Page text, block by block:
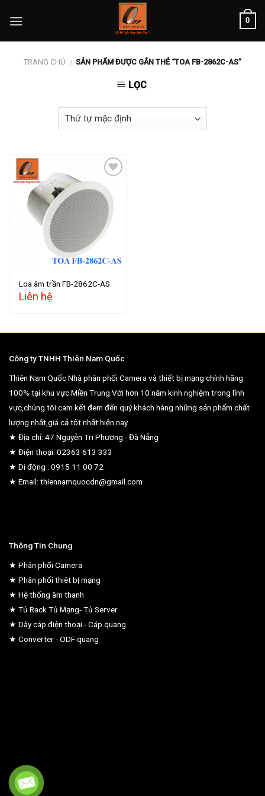
0
TRANG CHỦ / SẢN PHẨM ĐƯỢC GẮN THẺ “TOA FB-2862C-AS”
LỌC
Add to
wishlist
Loa âm trần FB-2862C-AS
Liên hệ
Công ty TNHH Thiên Nam Quốc
Thiên Nam Quốc Nhà phân phối Camera và thiết bị mạng chính hãng
100% tại khu vực Miền Trung.Với hơn 10 năm kinh nghiệm trong lĩnh
vực,chúng tôi cam kết đem đến quý khách hàng những sản phẩm chất
lượng nhất,giá cả tốt nhất hiện nay.
★ Địa chỉ: 47 Nguyễn Tri Phương - Đà Nẵng
★ Điện thoại: 02363 613 333
★ Di động : 0915 11 00 72
★ Email: thiennamquocdn@gmail.com
Thông Tin Chung
★ Phân phối Camera
★ Phân phối thiêt bị mạng
★ Hệ thống âm thanh
★ Tủ Rack Tủ Mạng- Tủ Server
★ Dây cáp điện thoại - Cáp quang
★ Converter - ODF quang